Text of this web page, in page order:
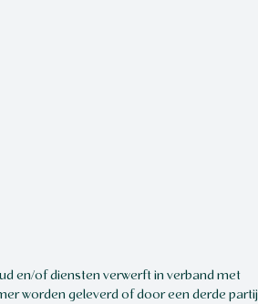
en/of diensten verwerft in verband met
worden geleverd of door een derde partij